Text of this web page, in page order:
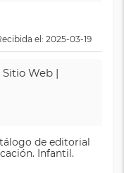
el: 2025-03-19
Sitio Web |
de editorial
Infantil.